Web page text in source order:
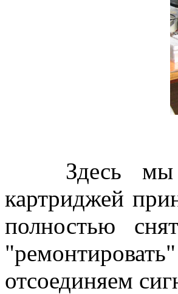
Здесь мы
картриджей
полностью
отсоединяем